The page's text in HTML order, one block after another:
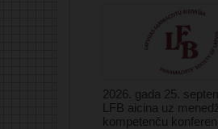
2026. gada 25.
LFB aicina uz
kompetenču